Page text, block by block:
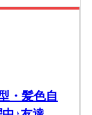
・髪色自